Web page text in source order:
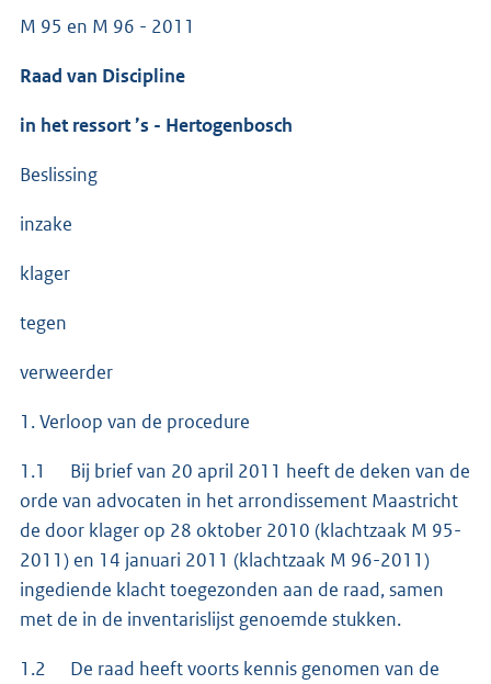
M 95 en M 96 - 2011
Raad van Discipline
in het ressort ’s - Hertogenbosch
Beslissing
inzake
klager
tegen
verweerder
1. Verloop van de procedure
1.1 Bij brief van 20 april 2011 heeft de deken van de
orde van advocaten in het arrondissement Maastricht
de door klager op 28 oktober 2010 (klachtzaak M 95-
2011) en 14 januari 2011 (klachtzaak M 96-2011)
ingediende klacht toegezonden aan de raad, samen
met de in de inventarislijst genoemde stukken.
1.2 De raad heeft voorts kennis genomen van de